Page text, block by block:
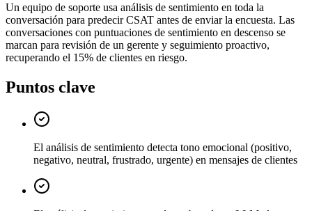
Un equipo de soporte usa análisis de sentimiento en toda la
conversación para predecir CSAT antes de enviar la encuesta. Las
conversaciones con puntuaciones de sentimiento en descenso se
marcan para revisión de un gerente y seguimiento proactivo,
recuperando el 15% de clientes en riesgo.
Puntos clave
El análisis de sentimiento detecta tono emocional (positivo,
negativo, neutral, frustrado, urgente) en mensajes de clientes